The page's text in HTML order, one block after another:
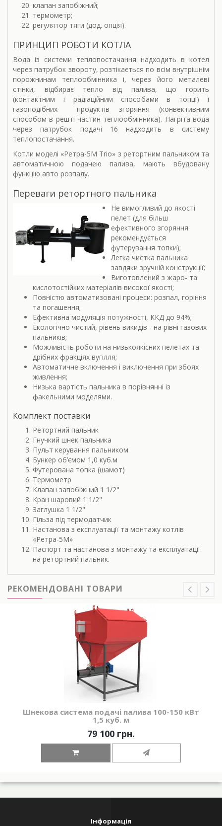
клапан запобіжний;
термометр;
регулятор тяги (дод. опція).
ПРИНЦИП РОБОТИ КОТЛА
Вода із системи теплопостачання надходить в котел
через патрубок звороту, розтікається по всім внутрішнім
порожнинам теплообмінника і, через його металеві
стінки, відбирає тепло від палива, що горить
(контактним і радіаційним способами в топці) і
газоподібних продуктів згоряння (конвективним
способом в решті частин теплообмінника). Нагріта вода
через патрубок подачі 16 надходить в систему
теплопостачання.
Котли моделі «Ретра-5М Trio» з ретортним пальником та
автоматичною подачею палива, мають вбудовану
функцію авто розпалу.
Переваги ретортного пальника
Не вимогливий до якості
пелет (для більш
ефективного згоряння
рекомендується
футерування топки);
Легка чистка пальника
завдяки зручній конструкції;
Виготовлений з жаро- та
кислотостійких матеріалів високої якості;
Повністю автоматизовані процеси: розпал, горіння
та погашення;
Ефективна модуляція потужності, ККД до 94%;
Екологічно чистий, рівень викидів - на рівні газових
пальників;
Можливість роботи на низькоякісних пелетах та
дрібних фракціях вугілля;
Автоматичне включення і виключення при збоях
живлення;
Низька вартість пальника в порівнянні із
факельними моделями.
Комплект поставки
Ретортний пальник
Гнучкий шнек пальника
Пульт керування пальником
Бункер об’ємом 1,0 куб.м
Футерована топка (шамот)
Термометр
Клапан запобіжний 1 1/2"
Кран шаровий 1 1/2"
Заглушка 1 1/2"
Гільза під термодатчик
Настанова з експлуатації та монтажу котлів
«Ретра-5М»
Паспорт та настанова з монтажу та експлуатації
на ретортний пальник.
РЕКОМЕНДОВАНІ ТОВАРИ
Шнекова система подачі палива 100-150 кВт
1,5 куб. м
79 100 грн.
Інформація